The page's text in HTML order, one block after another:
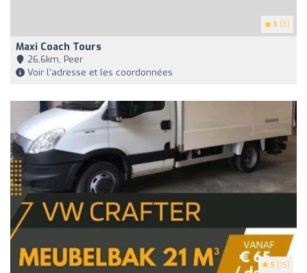
5 (5)
Maxi Coach Tours
26,6km, Peer
Voir l'adresse et les coordonnées
5 (15)